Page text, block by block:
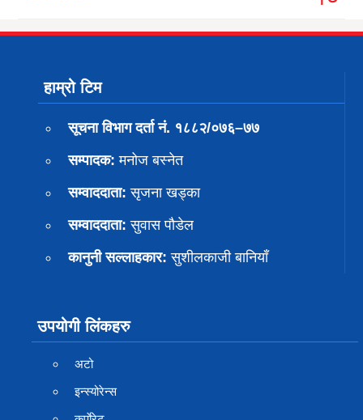
हाम्रो टिम
सूचना विभाग दर्ता नं. १८८२/०७६–७७
सम्पादक: मनोज बस्नेत
सम्वाददाता: सृजना खड्का
सम्वाददाता: सुवास पाैडेल
कानुनी सल्लाहकार: सुशीलकाजी बानियाँ
उपयोगी लिंकहरु
अटो
इन्स्योरेन्स